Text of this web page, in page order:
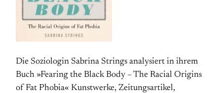
Die Soziologin Sabrina Strings analysiert in ihrem
Buch »Fearing the Black Body – The Racial Origins
of Fat Phobia« Kunstwerke, Zeitungsartikel,